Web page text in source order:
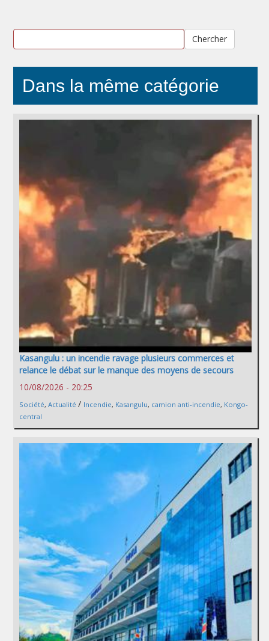
Chercher
Dans la même catégorie
Kasangulu : un incendie ravage plusieurs commerces et
relance le débat sur le manque des moyens de secours
10/08/2026 - 20:25
Société, Actualité / Incendie, Kasangulu, camion anti-incendie, Kongo-
central